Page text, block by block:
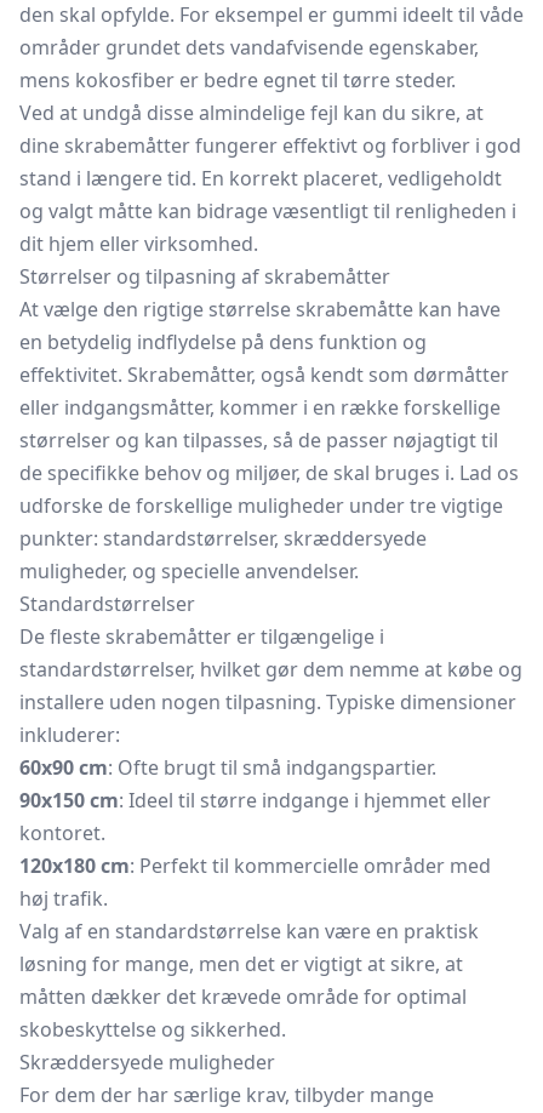
den skal opfylde. For eksempel er gummi ideelt til våde
områder grundet dets vandafvisende egenskaber,
mens kokosfiber er bedre egnet til tørre steder.
Ved at undgå disse almindelige fejl kan du sikre, at
dine skrabemåtter fungerer effektivt og forbliver i god
stand i længere tid. En korrekt placeret, vedligeholdt
og valgt måtte kan bidrage væsentligt til renligheden i
dit hjem eller virksomhed.
Størrelser og tilpasning af skrabemåtter
At vælge den rigtige størrelse skrabemåtte kan have
en betydelig indflydelse på dens funktion og
effektivitet. Skrabemåtter, også kendt som dørmåtter
eller indgangsmåtter, kommer i en række forskellige
størrelser og kan tilpasses, så de passer nøjagtigt til
de specifikke behov og miljøer, de skal bruges i. Lad os
udforske de forskellige muligheder under tre vigtige
punkter: standardstørrelser, skræddersyede
muligheder, og specielle anvendelser.
Standardstørrelser
De fleste skrabemåtter er tilgængelige i
standardstørrelser, hvilket gør dem nemme at købe og
installere uden nogen tilpasning. Typiske dimensioner
inkluderer:
60x90 cm: Ofte brugt til små indgangspartier.
90x150 cm: Ideel til større indgange i hjemmet eller
kontoret.
120x180 cm: Perfekt til kommercielle områder med
høj trafik.
Valg af en standardstørrelse kan være en praktisk
løsning for mange, men det er vigtigt at sikre, at
måtten dækker det krævede område for optimal
skobeskyttelse og sikkerhed.
Skræddersyede muligheder
For dem der har særlige krav, tilbyder mange